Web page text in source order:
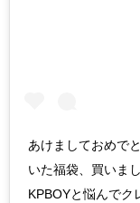
あけましておめで
いた福袋、買いま
KPBOYと悩んでク